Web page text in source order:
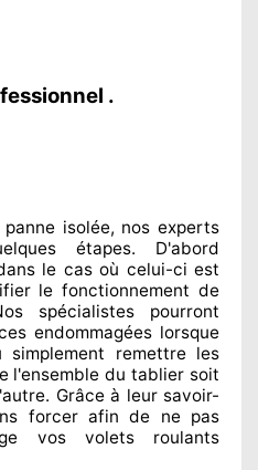
.
isolée, nos experts
étapes. D'abord
le cas où celui-ci est
le fonctionnement de
spécialistespourront
endommagées lorsque
simplement remettreles
l'ensemble du tablier soit
. Grâce à leur savoir-
forcer afin de ne pas
vos volets roulants